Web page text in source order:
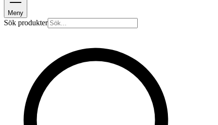
Meny
Sök produkter